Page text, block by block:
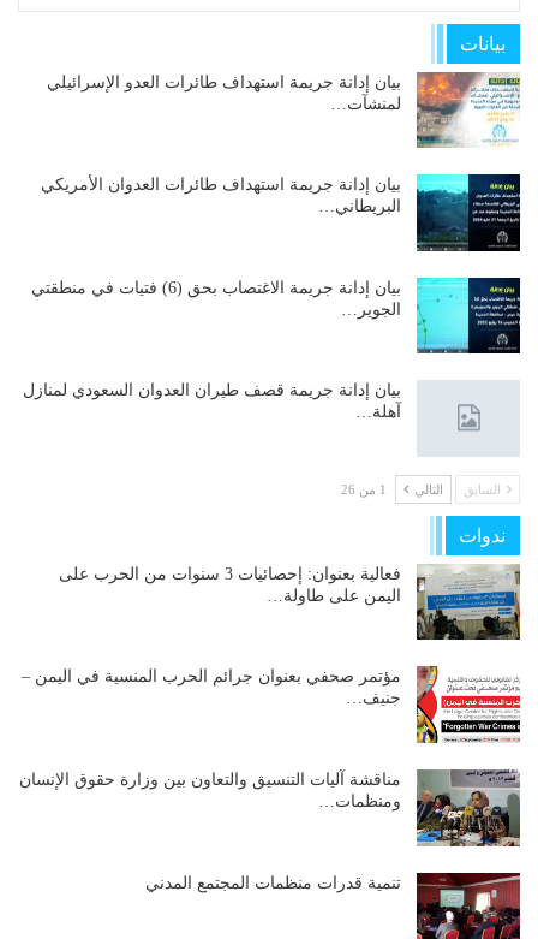
بيانات
بيان إدانة جريمة استهداف طائرات العدو الإسرائيلي
لمنشآت…
بيان إدانة جريمة استهداف طائرات العدوان الأمريكي
البريطاني…
بيان إدانة جريمة الاغتصاب بحق (6) فتيات في منطقتي
الجوير…
بيان إدانة جريمة قصف طيران العدوان السعودي لمنازل
آهلة…
السابق التالي 1 من 26
ندوات
فعالية بعنوان: إحصائيات 3 سنوات من الحرب على
اليمن على طاولة…
مؤتمر صحفي بعنوان جرائم الحرب المنسية في اليمن –
جنيف…
مناقشة آليات التنسيق والتعاون بين وزارة حقوق الإنسان
ومنظمات…
تنمية قدرات منظمات المجتمع المدني